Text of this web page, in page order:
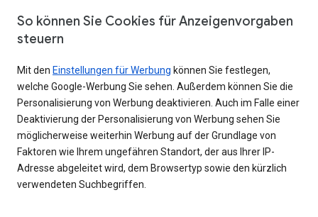
So können Sie Cookies für Anzeigenvorgaben
steuern
Mit den Einstellungen für Werbung können Sie festlegen,
welche Google-Werbung Sie sehen. Außerdem können Sie die
Personalisierung von Werbung deaktivieren. Auch im Falle einer
Deaktivierung der Personalisierung von Werbung sehen Sie
möglicherweise weiterhin Werbung auf der Grundlage von
Faktoren wie Ihrem ungefähren Standort, der aus Ihrer IP-
Adresse abgeleitet wird, dem Browsertyp sowie den kürzlich
verwendeten Suchbegriffen.